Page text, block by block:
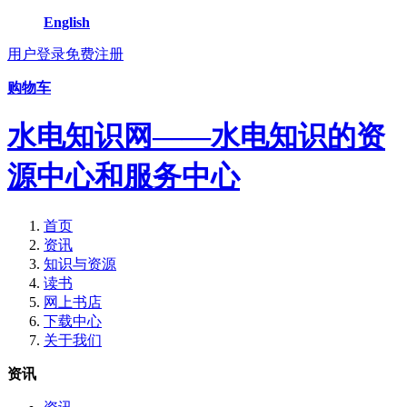
English
用户登录免费注册
购物车
水电知识网——水电知识的资
源中心和服务中心
首页
资讯
知识与资源
读书
网上书店
下载中心
关于我们
资讯